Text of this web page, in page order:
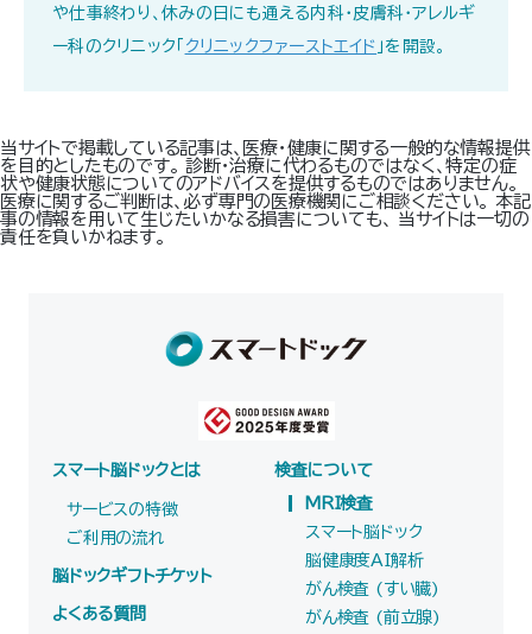
や仕事終わり、休みの日にも通える内科・皮膚科・アレルギ
ー科のクリニック「 クリニックファーストエイド 」を開設。
当サイトで掲載している記事は、医療・健康に関する一般的な情報提供
を目的としたものです。 診断・治療に代わるものではなく、特定の症
状や健康状態についてのアドバイスを提供するものではありません。
医療に関するご判断は、必ず専門の医療機関にご相談ください。 本記
事の情報を用いて生じたいかなる損害についても、 当サイトは一切の
責任を負いかねます。
スマート脳ドックとは
サービスの特徴
ご利用の流れ
脳ドックギフトチケット
よくある質問
検査について
MRI検査
スマート脳ドック
脳健康度AI解析
がん検査 (すい臓)
がん検査 (前立腺)